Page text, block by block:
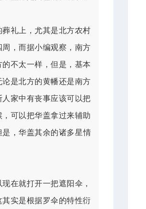
礼上，尤其是北方农村
，而据小编观察，南方
不太一样，但是，基本
是北方的黄幡还是南方
家中有丧事应该可以把
可以把华盖拿过来辅助
，华盖其余的诸多星情
在就打开一把遮阳伞，
实是根据罗伞的特性衍